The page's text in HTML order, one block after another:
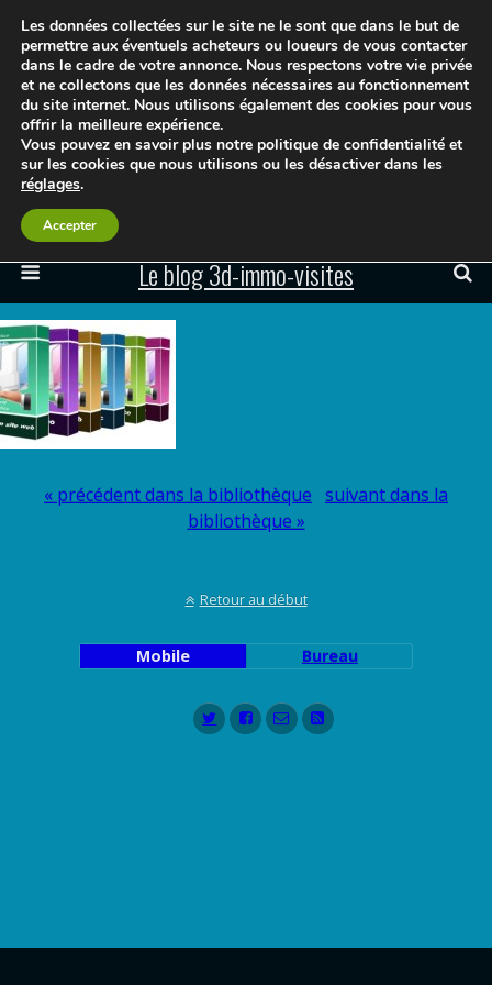
Le blog 3d-immo-visites
« précédent dans la bibliothèque suivant dans la
bibliothèque »
Retour au début
Mobile Bureau
Les données collectées sur le site ne le sont que dans le but de
permettre aux éventuels acheteurs ou loueurs de vous contacter
dans le cadre de votre annonce. Nous respectons votre vie privée
et ne collectons que les données nécessaires au fonctionnement
du site internet. Nous utilisons également des cookies pour vous
offrir la meilleure expérience.
Vous pouvez en savoir plus notre politique de confidentialité et
sur les cookies que nous utilisons ou les désactiver dans les
réglages.
Accepter